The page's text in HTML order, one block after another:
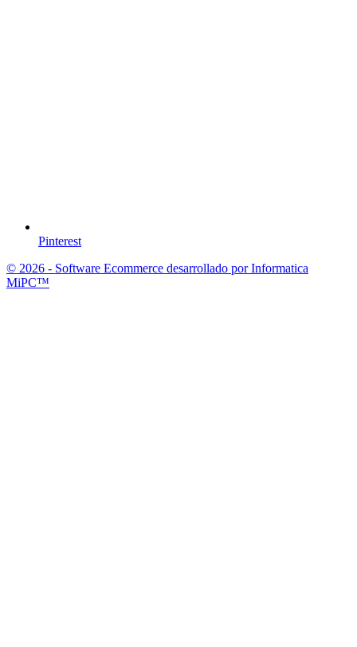
Pinterest
© 2026 - Software Ecommerce desarrollado por Informatica
MiPC™